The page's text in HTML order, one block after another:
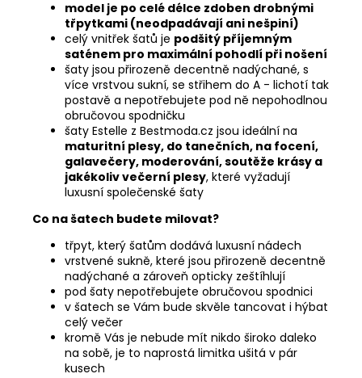
model je po celé délce zdoben drobnými
třpytkami (neodpadávají ani nešpiní)
celý vnitřek šatů je podšitý příjemným
saténem pro maximální pohodlí při nošení
šaty jsou přirozeně decentně nadýchané, s
více vrstvou sukní, se střihem do A - lichotí tak
postavě a nepotřebujete pod ně nepohodlnou
obručovou spodničku
šaty Estelle z Bestmoda.cz jsou ideální na
maturitní plesy, do tanečních, na focení,
galavečery, moderování, soutěže krásy a
jakékoliv večerní plesy, které vyžadují
luxusní společenské šaty
Co na šatech budete milovat?
třpyt, který šatům dodává luxusní nádech
vrstvené sukně, které jsou přirozeně decentně
nadýchané a zároveň opticky zeštíhlují
pod šaty nepotřebujete obručovou spodnici
v šatech se Vám bude skvěle tancovat i hýbat
celý večer
kromě Vás je nebude mít nikdo široko daleko
na sobě, je to naprostá limitka ušitá v pár
kusech